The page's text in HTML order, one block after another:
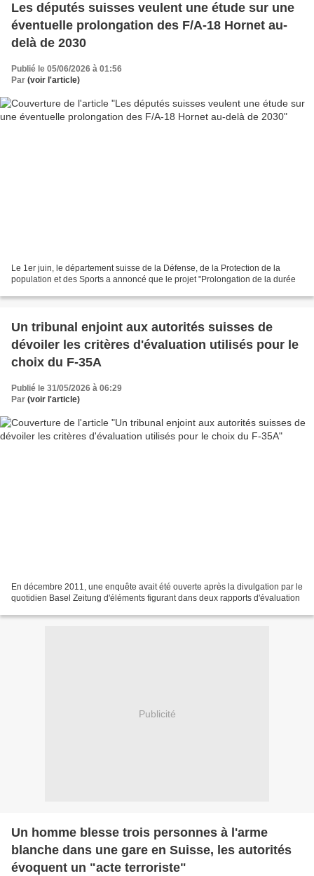
Les députés suisses veulent une étude sur une
éventuelle prolongation des F/A-18 Hornet au-
delà de 2030
Publié le 05/06/2026 à 01:56
Par (voir l'article)
Le 1er juin, le département suisse de la Défense, de la Protection de la
population et des Sports a annoncé que le projet "Prolongation de la durée
Un tribunal enjoint aux autorités suisses de
dévoiler les critères d'évaluation utilisés pour le
choix du F-35A
Publié le 31/05/2026 à 06:29
Par (voir l'article)
En décembre 2011, une enquête avait été ouverte après la divulgation par le
quotidien Basel Zeitung d'éléments figurant dans deux rapports d'évaluation
Publicité
Un homme blesse trois personnes à l'arme
blanche dans une gare en Suisse, les autorités
évoquent un "acte terroriste"